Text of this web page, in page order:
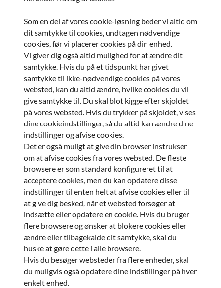
Som en del af vores cookie-løsning beder vi altid om
dit samtykke til cookies, undtagen nødvendige
cookies, før vi placerer cookies på din enhed.
Vi giver dig også altid mulighed for at ændre dit
samtykke. Hvis du på et tidspunkt har givet
samtykke til ikke-nødvendige cookies på vores
websted, kan du altid ændre, hvilke cookies du vil
give samtykke til. Du skal blot kigge efter skjoldet
på vores websted. Hvis du trykker på skjoldet, vises
dine cookieindstillinger, så du altid kan ændre dine
indstillinger og afvise cookies.
Det er også muligt at give din browser instrukser
om at afvise cookies fra vores websted. De fleste
browsere er som standard konfigureret til at
acceptere cookies, men du kan opdatere disse
indstillinger til enten helt at afvise cookies eller til
at give dig besked, når et websted forsøger at
indsætte eller opdatere en cookie. Hvis du bruger
flere browsere og ønsker at blokere cookies eller
ændre eller tilbagekalde dit samtykke, skal du
huske at gøre dette i alle browsere.
Hvis du besøger websteder fra flere enheder, skal
du muligvis også opdatere dine indstillinger på hver
enkelt enhed.